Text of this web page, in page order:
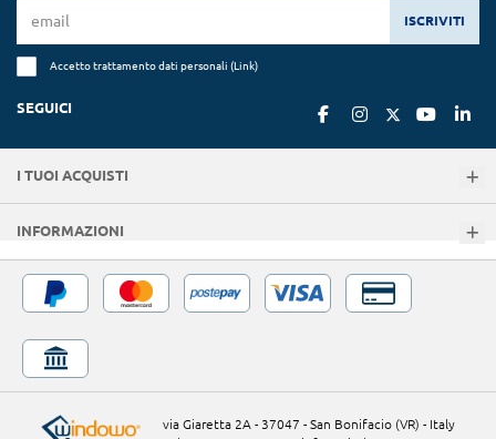
ISCRIVITI
Accetto trattamento dati personali (Link)
SEGUICI
I TUOI ACQUISTI
INFORMAZIONI
via Giaretta 2A - 37047 - San Bonifacio (VR) - Italy